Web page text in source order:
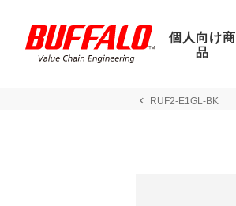
個人向け商
品
RUF2-E1GL-BK